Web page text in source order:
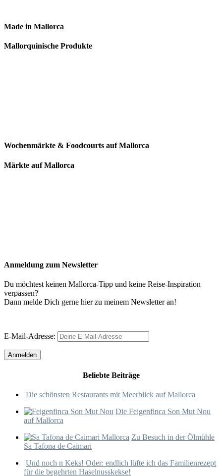
Made in Mallorca
Mallorquinische Produkte
Wochenmärkte & Foodcourts auf Mallorca
Märkte auf Mallorca
Anmeldung zum Newsletter
Du möchtest keinen Mallorca-Tipp und keine Reise-Inspiration
verpassen?
Dann melde Dich gerne hier zu meinem Newsletter an!
E-Mail-Adresse:
Beliebte Beiträge
Die schönsten Restaurants mit Meerblick auf Mallorca
Die Feigenfinca Son Mut Nou
auf Mallorca
Zu Besuch in der Ölmühle
Sa Tafona de Caimari
Und noch n Keks! Oder: endlich lüfte ich das Familienrezept
für die begehrten Haselnusskekse!